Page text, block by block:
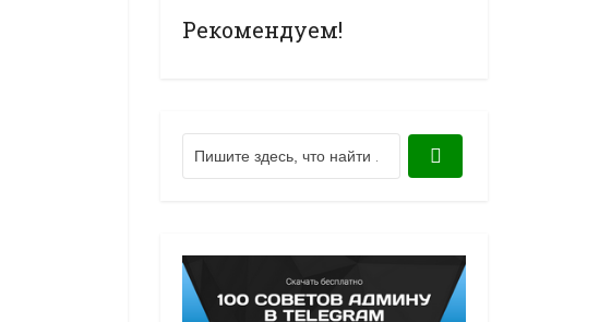
Рекомендуем!